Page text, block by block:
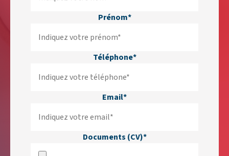
Prénom*
Téléphone*
Email*
Documents (CV)*